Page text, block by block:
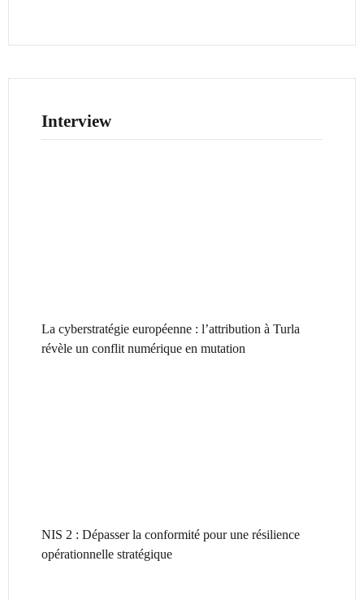
Interview
La cyberstratégie européenne : l’attribution à Turla
révèle un conflit numérique en mutation
NIS 2 : Dépasser la conformité pour une résilience
opérationnelle stratégique